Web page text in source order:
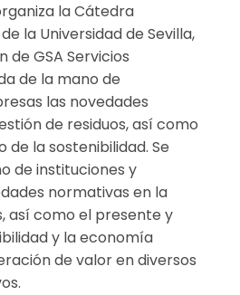
la Cátedra
la Universidad de Sevilla,
GSA Servicios
de la mano de
las novedades
de residuos, así como
la sostenibilidad. Se
de instituciones y
normativas en la
así como el presente y
y la economía
de valor en diversos